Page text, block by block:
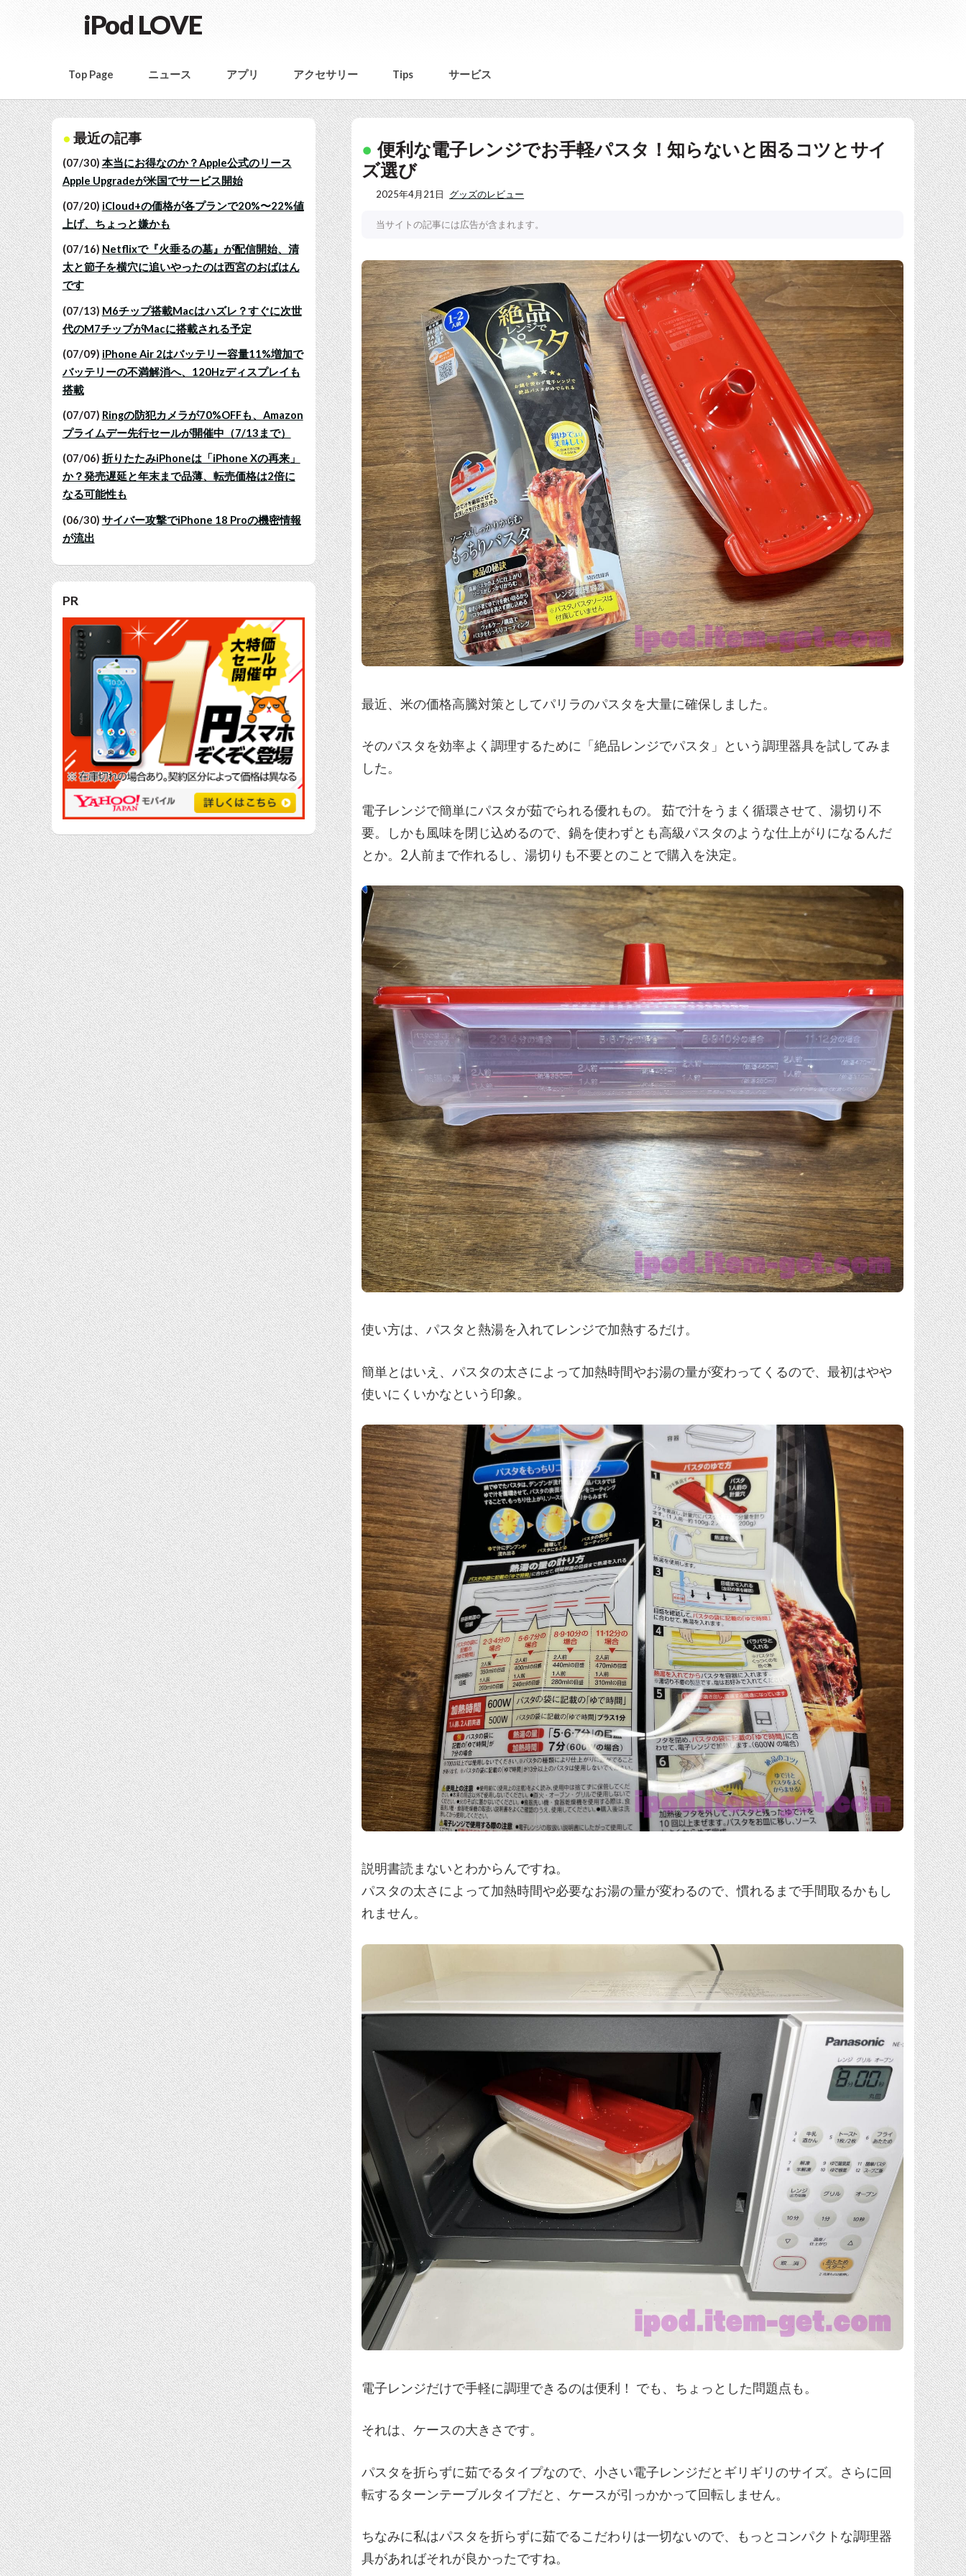
iPod LOVE
Top Page ニュース アプリ アクセサリー Tips サービス
最近の記事
(07/30) 本当にお得なのか？Apple公式のリース
Apple Upgradeが米国でサービス開始
(07/20) iCloud+の価格が各プランで20%〜22%値
上げ、ちょっと嫌かも
(07/16) Netflixで『火垂るの墓』が配信開始、清
太と節子を横穴に追いやったのは西宮のおばはん
です
(07/13) M6チップ搭載Macはハズレ？すぐに次世
代のM7チップがMacに搭載される予定
(07/09) iPhone Air 2はバッテリー容量11%増加で
バッテリーの不満解消へ、120Hzディスプレイも
搭載
(07/07) Ringの防犯カメラが70%OFFも、Amazon
プライムデー先行セールが開催中（7/13まで）
(07/06) 折りたたみiPhoneは「iPhone Xの再来」
か？発売遅延と年末まで品薄、転売価格は2倍に
なる可能性も
(06/30) サイバー攻撃でiPhone 18 Proの機密情報
が流出
PR
便利な電子レンジでお手軽パスタ！知らないと困るコツとサイ
ズ選び
2025年4月21日 グッズのレビュー
当サイトの記事には広告が含まれます。
最近、米の価格高騰対策としてパリラのパスタを大量に確保しました。
そのパスタを効率よく調理するために「絶品レンジでパスタ」という調理器具を試してみま
した。
電子レンジで簡単にパスタが茹でられる優れもの。 茹で汁をうまく循環させて、湯切り不
要。しかも風味を閉じ込めるので、鍋を使わずとも高級パスタのような仕上がりになるんだ
とか。2人前まで作れるし、湯切りも不要とのことで購入を決定。
使い方は、パスタと熱湯を入れてレンジで加熱するだけ。
簡単とはいえ、パスタの太さによって加熱時間やお湯の量が変わってくるので、最初はやや
使いにくいかなという印象。
説明書読まないとわからんですね。
パスタの太さによって加熱時間や必要なお湯の量が変わるので、慣れるまで手間取るかもし
れません。
電子レンジだけで手軽に調理できるのは便利！ でも、ちょっとした問題点も。
それは、ケースの大きさです。
パスタを折らずに茹でるタイプなので、小さい電子レンジだとギリギリのサイズ。さらに回
転するターンテーブルタイプだと、ケースが引っかかって回転しません。
ちなみに私はパスタを折らずに茹でるこだわりは一切ないので、もっとコンパクトな調理器
具があればそれが良かったですね。